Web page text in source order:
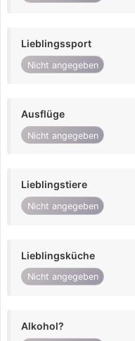
Lieblingssport
Nicht angegeben
Ausflüge
Nicht angegeben
Lieblingstiere
Nicht angegeben
Lieblingsküche
Nicht angegeben
Alkohol?